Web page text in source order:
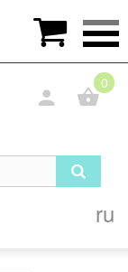
0
ru
